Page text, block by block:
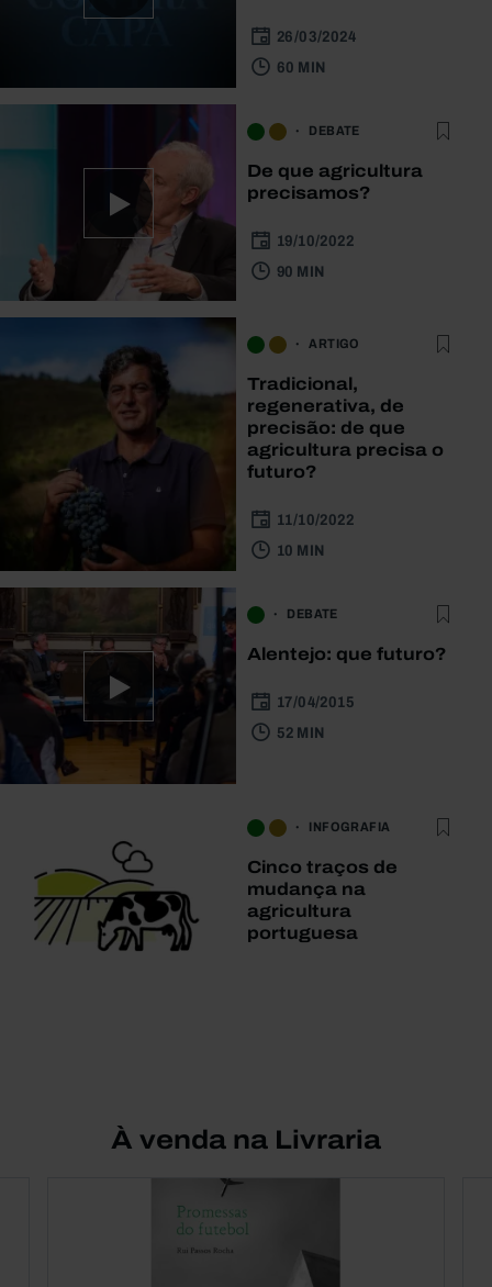
26/03/2024
60 MIN
DEBATE
De que agricultura
precisamos?
19/10/2022
90 MIN
ARTIGO
Tradicional,
regenerativa, de
precisão: de que
agricultura precisa o
futuro?
11/10/2022
10 MIN
DEBATE
Alentejo: que futuro?
17/04/2015
52 MIN
INFOGRAFIA
Cinco traços de
mudança na
agricultura
portuguesa
À venda na Livraria